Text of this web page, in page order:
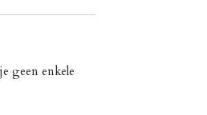
geen enkele